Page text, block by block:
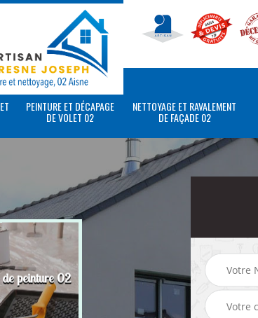
PEINTURE ET DÉCAPAGE
DE VOLET 02
NETTOYAGE ET RAVALEMENT
DE FAÇADE 02
peinture 02